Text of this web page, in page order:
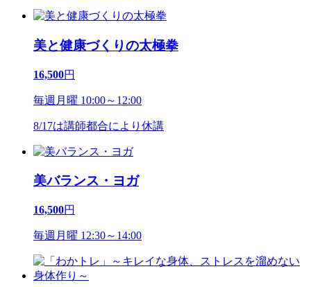
美と健康づくりの太極拳
16,500円
毎週月曜 10:00～12:00
8/17は講師都合により休講
美バランス・ヨガ
16,500円
毎週月曜 12:30～14:00